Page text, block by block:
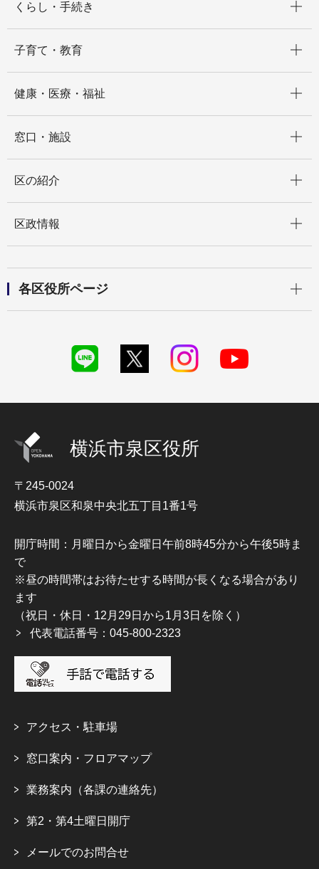
くらし・手続き
子育て・教育
健康・医療・福祉
窓口・施設
区の紹介
区政情報
各区役所ページ
横浜市泉区役所
〒245-0024
横浜市泉区和泉中央北五丁目1番1号
開庁時間：月曜日から金曜日午前8時45分から午後5時ま
で
※昼の時間帯はお待たせする時間が長くなる場合があり
ます
（祝日・休日・12月29日から1月3日を除く）
代表電話番号：045-800-2323
アクセス・駐車場
窓口案内・フロアマップ
業務案内（各課の連絡先）
第2・第4土曜日開庁
メールでのお問合せ